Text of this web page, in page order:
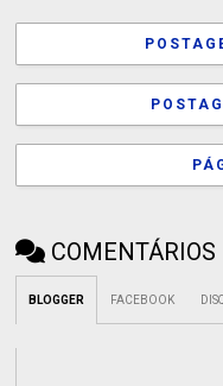
COMENTÁRIOS
BLOGGER FACEBOOK